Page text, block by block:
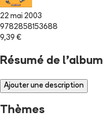
22 mai 2003
9782858153688
9,39 €
Résumé de l'album
Ajouter une description
Thèmes